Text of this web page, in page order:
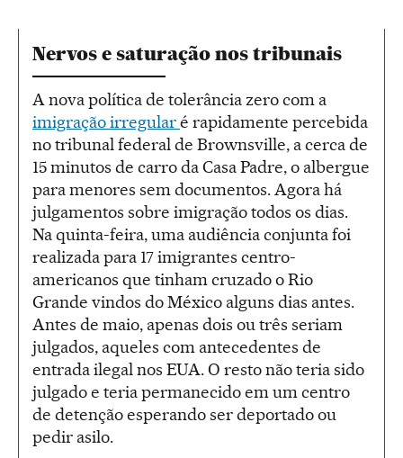
Nervos e saturação nos tribunais
A nova política de tolerância zero com a
imigração irregularé rapidamente percebida
no tribunal federal de Brownsville, a cerca de
15 minutos de carro da Casa Padre, o albergue
para menores sem documentos. Agora há
julgamentos sobre imigração todos os dias.
Na quinta-feira, uma audiência conjunta foi
realizada para 17 imigrantes centro-
americanos que tinham cruzado o Rio
Grande vindos do México alguns dias antes.
Antes de maio, apenas dois ou três seriam
julgados, aqueles com antecedentes de
entrada ilegal nos EUA. O resto não teria sido
julgado e teria permanecido em um centro
de detenção esperando ser deportado ou
pedir asilo.